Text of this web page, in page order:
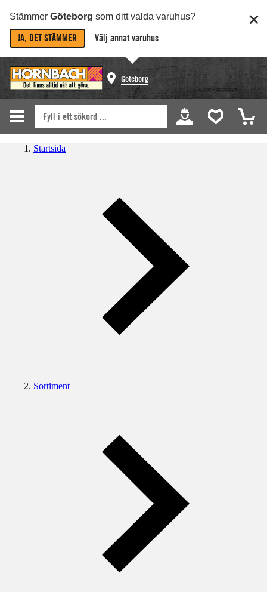
Stämmer Göteborg som ditt valda varuhus?
JA, DET STÄMMER Välj annat varuhus
Göteborg
Startsida
Sortiment